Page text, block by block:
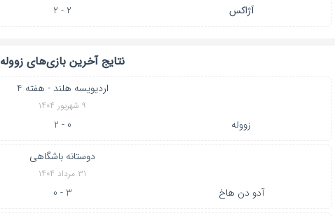
آژاکس 2 - 2
نتایج آخرین بازی‌های زووله
اردیویسه هلند - هفته 4
۹ شهریور ۱۴۰۴
زووله 0 - 2
دوستانه باشگاهی
۳۱ مرداد ۱۴۰۴
آدو دن هاخ 3 - 0